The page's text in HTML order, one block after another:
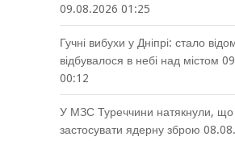
09.08.2026 01:25
Гучні вибухи у Дніпрі: стало
відбувалося в небі над містом
00:12
У МЗС Туреччини натякнули, що
застосувати ядерну зброю